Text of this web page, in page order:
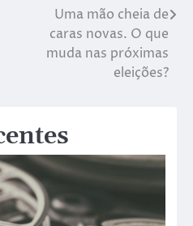
Uma mão cheia de
caras novas. O que
muda nas próximas
eleições?